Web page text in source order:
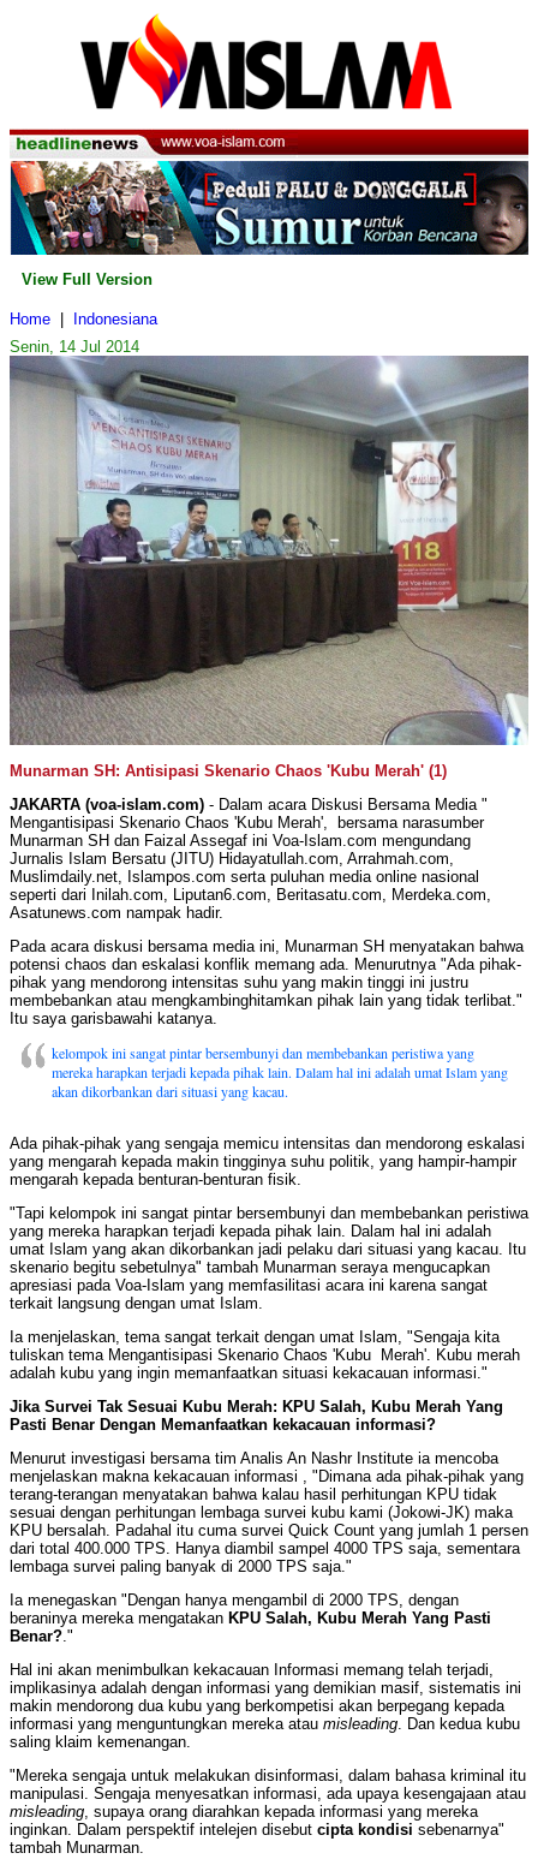
View Full Version
Home
Indonesiana
Senin, 14 Jul 2014
Munarman SH: Antisipasi Skenario Chaos 'Kubu Merah' (1)
JAKARTA (voa-islam.com) - Dalam acara Diskusi Bersama Media "
Mengantisipasi Skenario Chaos 'Kubu Merah', bersama narasumber
Munarman SH dan Faizal Assegaf ini Voa-Islam.com mengundang
Jurnalis Islam Bersatu (JITU) Hidayatullah.com, Arrahmah.com,
Muslimdaily.net, Islampos.com serta puluhan media online nasional
seperti dari Inilah.com, Liputan6.com, Beritasatu.com, Merdeka.com,
Asatunews.com nampak hadir.
Pada acara diskusi bersama media ini, Munarman SH menyatakan bahwa
potensi chaos dan eskalasi konflik memang ada. Menurutnya "Ada pihak-
pihak yang mendorong intensitas suhu yang makin tinggi ini justru
membebankan atau mengkambinghitamkan pihak lain yang tidak terlibat."
Itu saya garisbawahi katanya.
kelompok ini sangat pintar bersembunyi dan membebankan peristiwa yang
mereka harapkan terjadi kepada pihak lain. Dalam hal ini adalah umat Islam yang
akan dikorbankan dari situasi yang kacau.
Ada pihak-pihak yang sengaja memicu intensitas dan mendorong eskalasi
yang mengarah kepada makin tingginya suhu politik, yang hampir-hampir
mengarah kepada benturan-benturan fisik.
"Tapi kelompok ini sangat pintar bersembunyi dan membebankan peristiwa
yang mereka harapkan terjadi kepada pihak lain. Dalam hal ini adalah
umat Islam yang akan dikorbankan jadi pelaku dari situasi yang kacau. Itu
skenario begitu sebetulnya" tambah Munarman seraya mengucapkan
apresiasi pada Voa-Islam yang memfasilitasi acara ini karena sangat
terkait langsung dengan umat Islam.
Ia menjelaskan, tema sangat terkait dengan umat Islam, "Sengaja kita
tuliskan tema Mengantisipasi Skenario Chaos 'Kubu Merah'. Kubu merah
adalah kubu yang ingin memanfaatkan situasi kekacauan informasi."
Jika Survei Tak Sesuai Kubu Merah: KPU Salah, Kubu Merah Yang
Pasti Benar Dengan Memanfaatkan kekacauan informasi?
Menurut investigasi bersama tim Analis An Nashr Institute ia mencoba
menjelaskan makna kekacauan informasi , "Dimana ada pihak-pihak yang
terang-terangan menyatakan bahwa kalau hasil perhitungan KPU tidak
sesuai dengan perhitungan lembaga survei kubu kami (Jokowi-JK) maka
KPU bersalah. Padahal itu cuma survei Quick Count yang jumlah 1 persen
dari total 400.000 TPS. Hanya diambil sampel 4000 TPS saja, sementara
lembaga survei paling banyak di 2000 TPS saja."
Ia menegaskan "Dengan hanya mengambil di 2000 TPS, dengan
beraninya mereka mengatakan KPU Salah, Kubu Merah Yang Pasti
Benar?."
Hal ini akan menimbulkan kekacauan Informasi memang telah terjadi,
implikasinya adalah dengan informasi yang demikian masif, sistematis ini
makin mendorong dua kubu yang berkompetisi akan berpegang kepada
informasi yang menguntungkan mereka atau misleading. Dan kedua kubu
saling klaim kemenangan.
"Mereka sengaja untuk melakukan disinformasi, dalam bahasa kriminal itu
manipulasi. Sengaja menyesatkan informasi, ada upaya kesengajaan atau
misleading, supaya orang diarahkan kepada informasi yang mereka
inginkan. Dalam perspektif intelejen disebut cipta kondisi sebenarnya"
tambah Munarman.